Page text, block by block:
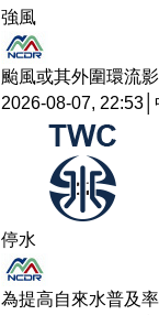
強風
颱風或其外圍環流
2026-08-07,
停水
為提高自來水普及